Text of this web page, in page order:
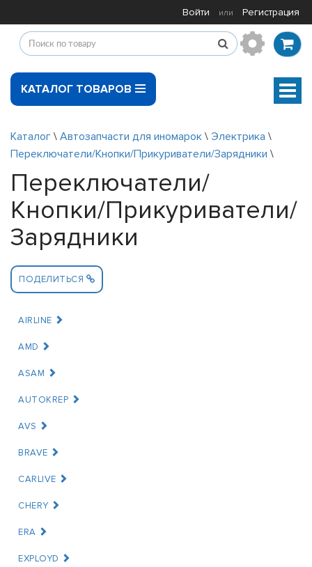
Войти или Регистрация
КАТАЛОГ ТОВАРОВ
Каталог \ Автозапчасти для иномарок \ Электрика \
Переключатели/Кнопки/Прикуриватели/Зарядники \
Переключатели/
Кнопки/Прикуриватели/
Зарядники
ПОДЕЛИТЬСЯ
AIRLINE
AMD
ASAM
AUTOKREP
AVS
BRAVE
CARLIVE
CHERY
ERA
EXPLOYD